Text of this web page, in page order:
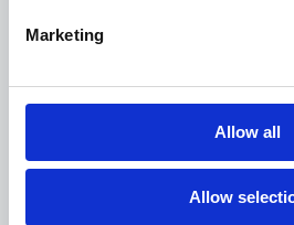
Marketing
Allow all
Allow
immédiatement informés
frais à approuver.
Bénéfices pour les salariés :
Création & soumission
engagées en situation de